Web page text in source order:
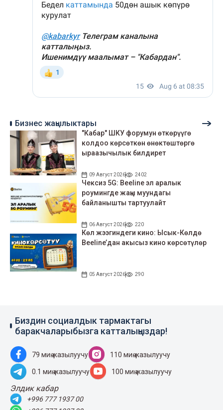
Бизнес жаңылыктары
"Кабар" ШКУ форумун өткөрүүгө
колдоо көрсөткөн өнөктөштөргө
ыраазычылык билдирет
09 Август 2026 2402
Чексиз 5G: Beeline эл аралык
роумингде жаңы муундагы
байланышты тартуулайт
06 Август 2026 220
Көл жээгиндеги кино: Ысык-Көлдө
Beeline’дан акысыз кино көрсөтүлөр
05 Август 2026 290
Биздин социалдык тармактагы
баракчаларыбызга катталыңыздар!
79 миң жазылуучу 110 миң жазылуучу
0.1 миң жазылуучу 100 миң жазылуучу
Элдик кабар
+996 777 1937 00